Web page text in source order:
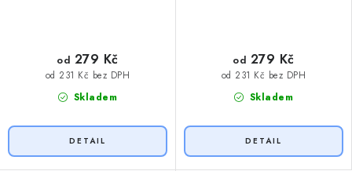
Skladem
od 231 Kč bez DPH
od 279 Kč
Skladem
od 231 Kč bez DPH
od 279 Kč